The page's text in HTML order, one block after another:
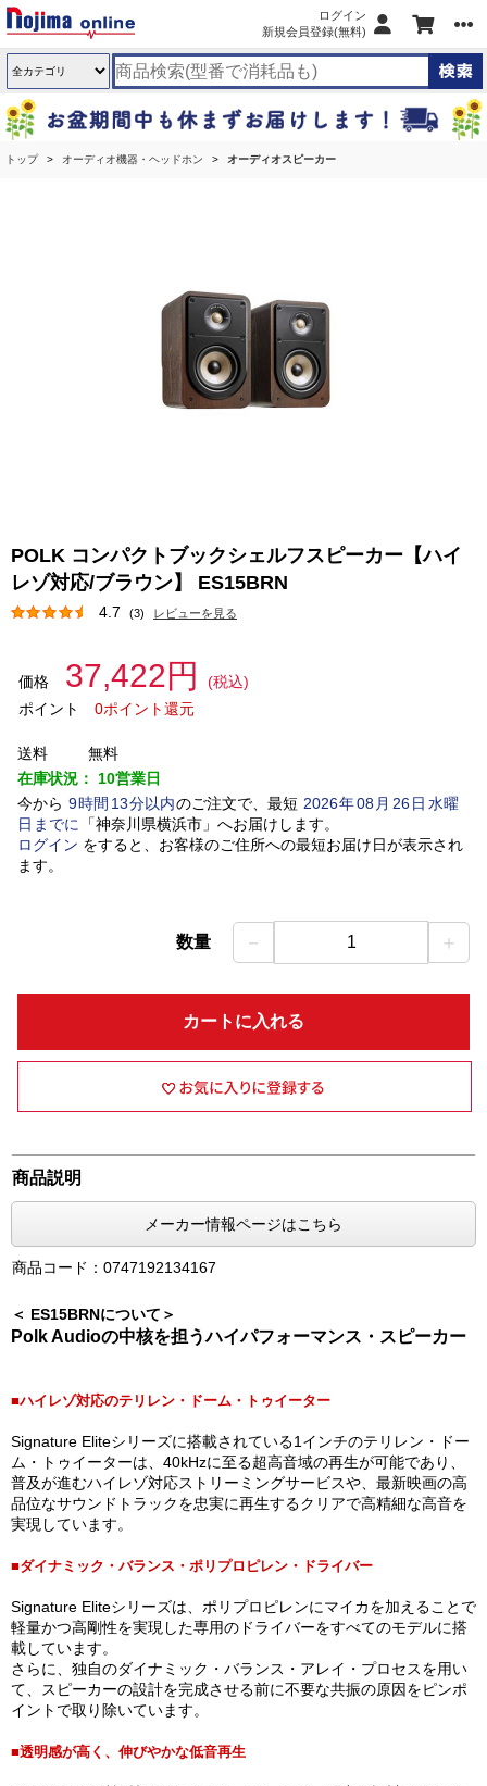
ログイン
新規会員登録(無料)
トップ オーディオ機器・ヘッドホン オーディオスピーカー
POLK コンパクトブックシェルフスピーカー【ハイ
レゾ対応/ブラウン】 ES15BRN
4.7 (3) レビューを見る
価格 37,422円
(税込)
ポイント
0ポイント還元
送料
無料
在庫状況： 10営業日
今から 9時間 13分以内のご注文で、最短 2026年08 月 26日水曜
日 までに 「神奈川県横浜市」 へお届けします。
ログイン をすると、お客様のご住所への最短お届け日が表示され
ます。
数量 － 1 ＋
カートに入れる
商品説明
メーカー情報ページはこちら
商品コード：0747192134167
＜ ES15BRNについて＞
Polk Audioの中核を担うハイパフォーマンス・スピーカー
■ハイレゾ対応のテリレン・ドーム・トゥイーター
Signature Eliteシリーズに搭載されている1インチのテリレン・ドー
ム・トゥイーターは、40kHzに至る超高音域の再生が可能であり、
普及が進むハイレゾ対応ストリーミングサービスや、最新映画の高
品位なサウンドトラックを忠実に再生するクリアで高精細な高音を
実現しています。
■ダイナミック・バランス・ポリプロピレン・ドライバー
Signature Eliteシリーズは、ポリプロピレンにマイカを加えることで
軽量かつ高剛性を実現した専用のドライバーをすべてのモデルに搭
載しています。
さらに、独自のダイナミック・バランス・アレイ・プロセスを用い
て、スピーカーの設計を完成させる前に不要な共振の原因をピンポ
イントで取り除いています。
■透明感が高く、伸びやかな低音再生